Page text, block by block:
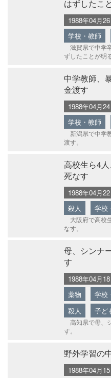
はずしたこ
1988年04月
学校・教師
滋賀県で中学
ずしたことが明
中学教師、
金渡す
1988年04月
学校・教師
新潟県で中学
渡す。
高校生ら4
死なす
1988年04月
殺人
学校
大阪府で高校
なす。
母、シンナ
す
1988年04月
薬物
学校
殺人
子ど
高知県で母、
す。
野外学習の
1988年04月